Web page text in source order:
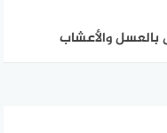
بالعسل والأعشاب